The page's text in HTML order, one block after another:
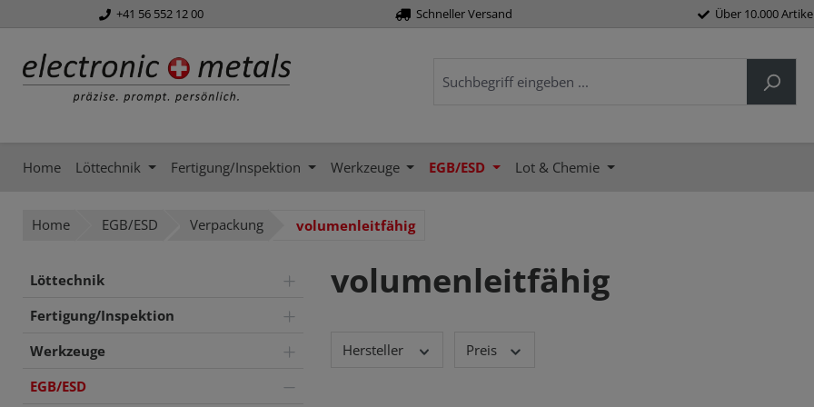
Zur Hauptnavigation springen
+41 56 552 12 00 Schneller Versand Über 10.000 Artikel
Home Löttechnik Fertigung/Inspektion Werkzeuge EGB/ESD Lot & Chemie
Home EGB/ESD Verpackung volumenleitfähig
Löttechnik
Fertigung/Inspektion
Werkzeuge
EGB/ESD
volumenleitfähig
Hersteller Preis